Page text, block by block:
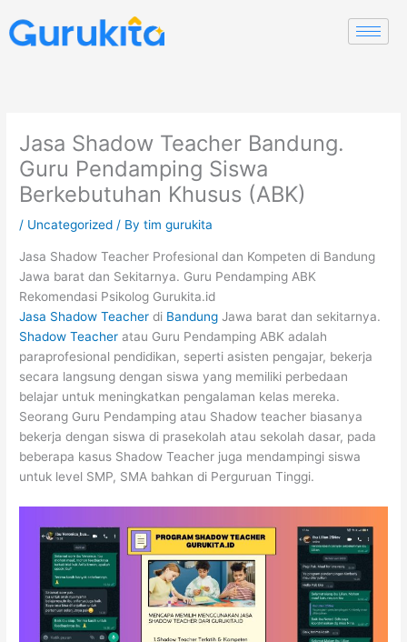
to
content
Jasa Shadow Teacher Bandung.
Guru Pendamping Siswa
Berkebutuhan Khusus (ABK)
/ Uncategorized / Bytim gurukita
Jasa Shadow Teacher Profesional dan Kompeten di Bandung
Jawa barat dan Sekitarnya. Guru Pendamping ABK
Rekomendasi Psikolog Gurukita.id
Jasa Shadow Teacher di Bandung Jawa barat dan sekitarnya.
Shadow Teacher atau Guru Pendamping ABK adalah
paraprofesional pendidikan, seperti asisten pengajar, bekerja
secara langsung dengan siswa yang memiliki perbedaan
belajar untuk meningkatkan pengalaman kelas mereka.
Seorang Guru Pendamping atau Shadow teacher biasanya
bekerja dengan siswa di prasekolah atau sekolah dasar, pada
beberapa kasus Shadow Teacher juga mendampingi siswa
untuk level SMP, SMA bahkan di Perguruan Tinggi.